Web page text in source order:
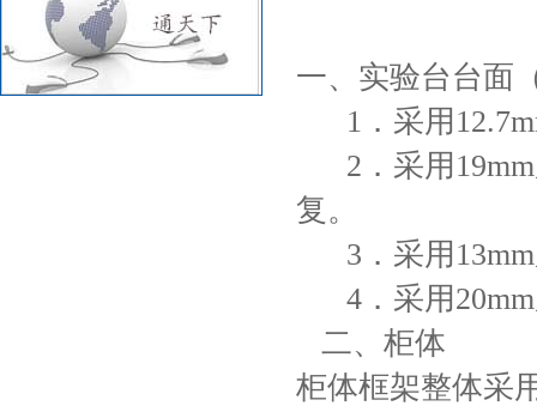
一、 实验台台面
1．采用
2．采用19mm
复。
3．采用13mm
4．采用20mm
二、柜体
柜体框架整体采